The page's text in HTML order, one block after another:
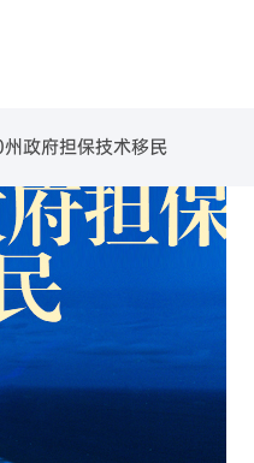
加拿大萨省商业移民
澳洲188A商业创新签证
签证加拿大BC省雇主担保移民
加拿大联邦自雇移民
澳洲190州政府担保技术移民
新西兰技术移民六分制
新西兰绿名单快速移民通道
香港优才计划申请条件
政府担保技术移民